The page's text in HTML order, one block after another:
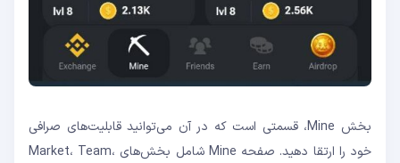
بخش Mine، قسمتی است که در آن می‌توانید قابلیت‌های صرافی
خود را ارتقا دهید. صفحه Mine شامل بخش‌های Market، Team،